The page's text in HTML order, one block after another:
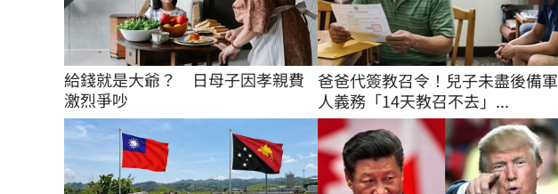
給錢就是大爺？　日母子因孝親費
激烈爭吵
爸爸代簽教召令！兒子未盡後備軍
人義務「14天教召不去」...